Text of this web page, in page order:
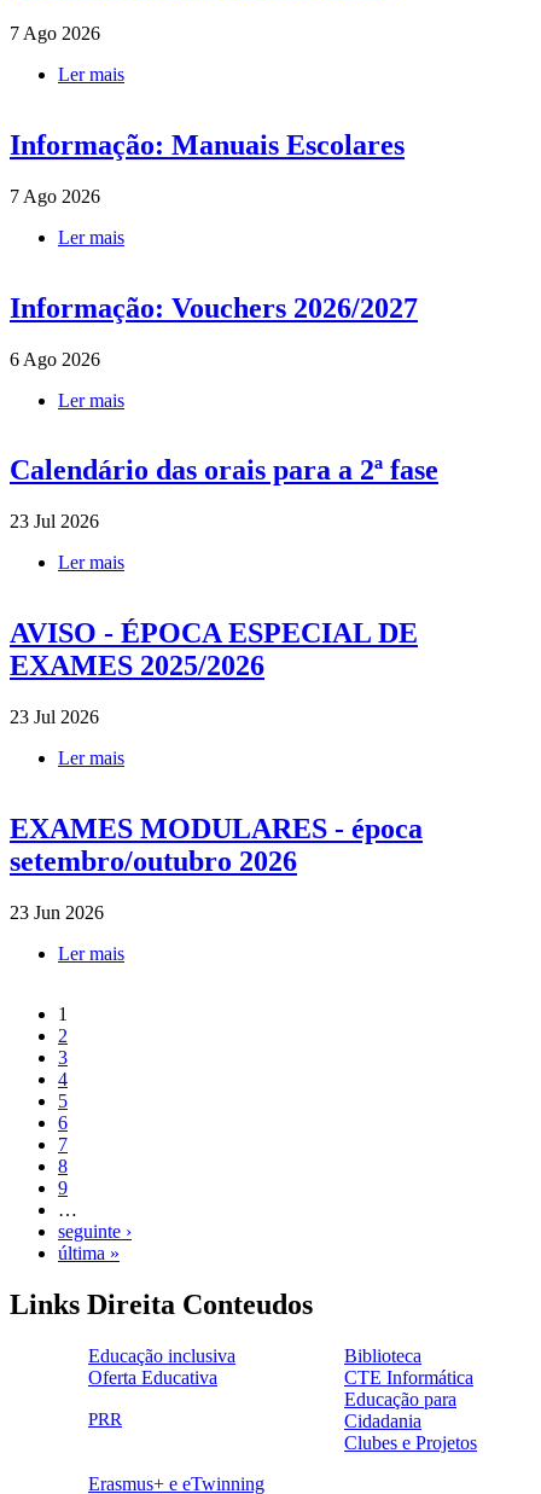
7 Ago 2026
Ler mais
Informação: Manuais Escolares
7 Ago 2026
Ler mais
Informação: Vouchers 2026/2027
6 Ago 2026
Ler mais
Calendário das orais para a 2ª fase
23 Jul 2026
Ler mais
AVISO - ÉPOCA ESPECIAL DE
EXAMES 2025/2026
23 Jul 2026
Ler mais
EXAMES MODULARES - época
setembro/outubro 2026
23 Jun 2026
Ler mais
Páginas
1
2
3
4
5
6
7
8
9
…
seguinte ›
última »
Links Direita Conteudos
ensinoinclusivo.png
Educação inclusiva
link1.png
Biblioteca
oferta_edu.png
Oferta Educativa
cte2.png
CTE Informática
selo_importancia_estrategica.png
PRR
logo_epc_2.png
Educação para
Cidadania
Clubes e Projetos
Erasmus+ e eTwinning